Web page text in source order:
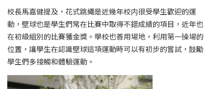
校長馬嘉健提及，花式跳繩是近幾年校内很受學生歡迎的運
動，壁球也是學生們常在比賽中取得不錯成績的項目，近年也
在初級組別的比賽獲金獎。學校也善用場地，利用第一操場的
位置，讓學生在認識壁球這項運動時可以有初步的嘗試，鼓勵
學生們多接觸和體驗運動。